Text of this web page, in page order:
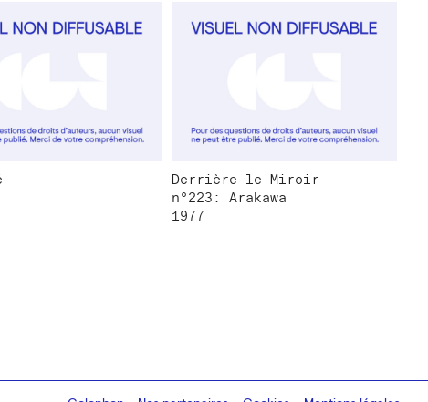
Derrière le Miroir
n°223: Arakawa
1977